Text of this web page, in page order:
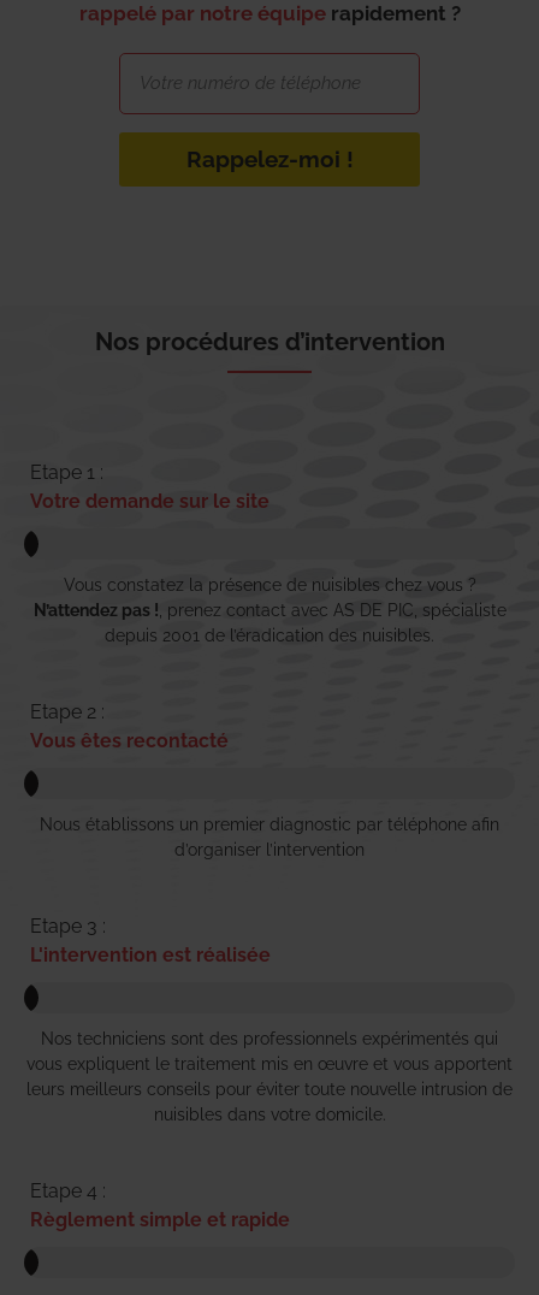
rappelé par notre équipe rapidement ?
Rappelez-moi !
Nos procédures d’intervention
Etape 1 :
Votre demande sur le site
Vous constatez la présence de nuisibles chez vous ?
N’attendez pas ! , prenez contact avec AS DE PIC, spécialiste
depuis 2001 de l’éradication des nuisibles.
Etape 2 :
Vous êtes recontacté
Nous établissons un premier diagnostic par téléphone afin
d’organiser l’intervention
Etape 3 :
L'intervention est réalisée
Nos techniciens sont des professionnels expérimentés qui
vous expliquent le traitement mis en œuvre et vous apportent
leurs meilleurs conseils pour éviter toute nouvelle intrusion de
nuisibles dans votre domicile.
Etape 4 :
Règlement simple et rapide